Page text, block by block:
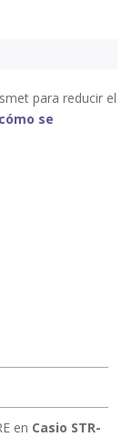
para reducir el
se
en Casio STR-